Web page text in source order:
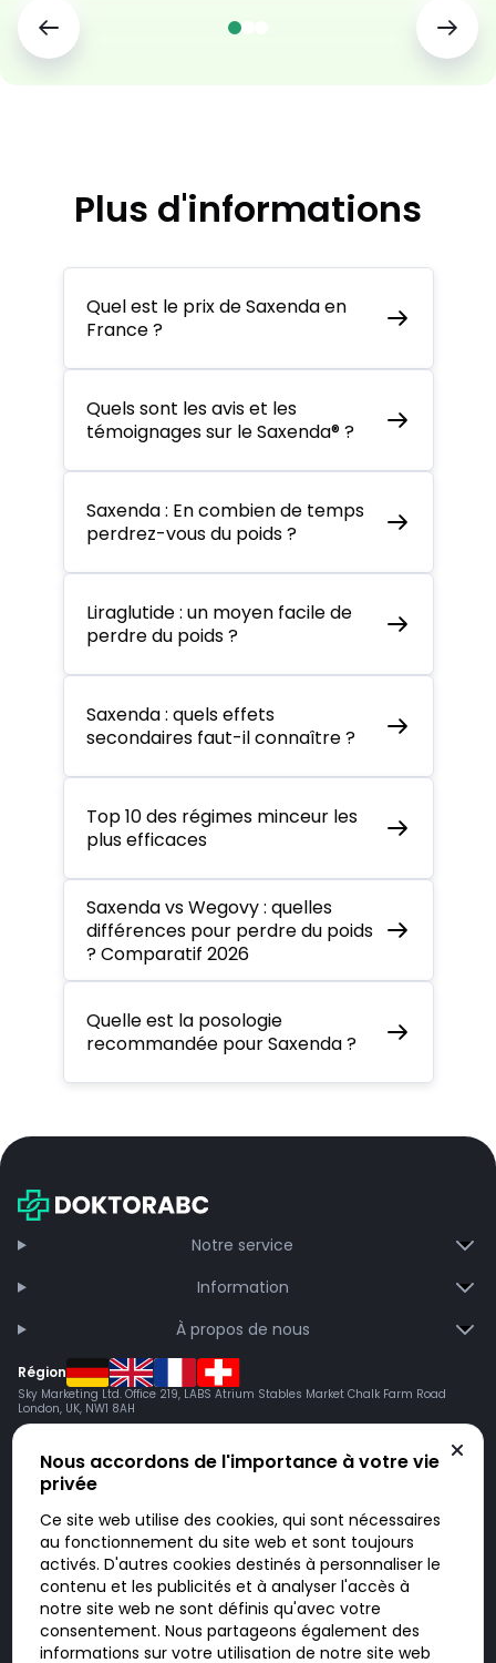
Plus d'informations
Quel est le prix de Saxenda en
France ?
Quels sont les avis et les
témoignages sur le Saxenda® ?
Saxenda : En combien de temps
perdrez-vous du poids ?
Liraglutide : un moyen facile de
perdre du poids ?
Saxenda : quels effets
secondaires faut-il connaître ?
Top 10 des régimes minceur les
plus efficaces
Saxenda vs Wegovy : quelles
différences pour perdre du poids
? Comparatif 2026
Quelle est la posologie
recommandée pour Saxenda ?
Notre service
Information
À propos de nous
Région
Sky Marketing Ltd. Office 219, LABS Atrium Stables Market Chalk Farm Road
London, UK, NW1 8AH
Doktorabc.com est une plateforme de mise en relation et n’est pas une
pharmacie en ligne. Nous ne vendons ni ne livrons de médicaments ou
autres produits. Les informations sur les produits, médicaments et prix
n’ont pas valeur d’offre. Vous êtes responsable du respect des lois en
vigueur dans votre pays. L’utilisation du site se fait à vos risques et sous
Nous accordons de l'importance à votre vie
privée
Ce site web utilise des cookies, qui sont nécessaires
au fonctionnement du site web et sont toujours
activés. D'autres cookies destinés à personnaliser le
contenu et les publicités et à analyser l'accès à
notre site web ne sont définis qu'avec votre
consentement. Nous partageons également des
informations sur votre utilisation de notre site web